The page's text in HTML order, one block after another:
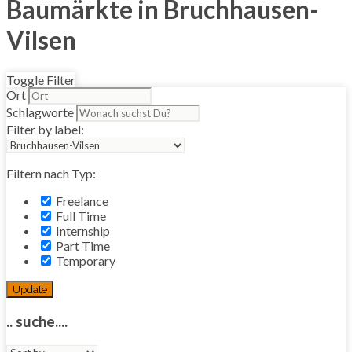
Baumärkte in Bruchhausen-
Vilsen
Toggle Filter
Ort
Schlagworte
Filter by label:
Filtern nach Typ:
Freelance
Full Time
Internship
Part Time
Temporary
Update
.. suche....